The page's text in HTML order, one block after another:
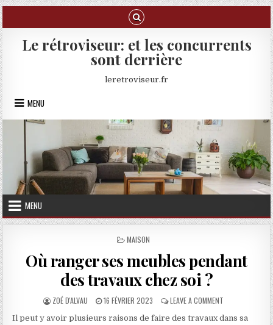
Skip to content
Le rétroviseur: et les concurrents
sont derrière
leretroviseur.fr
MENU
MENU
POSTED IN
MAISON
Où ranger ses meubles pendant
des travaux chez soi ?
AUTHOR:
ZOÉ D'ALVAU PUBLISHED DATE:
16 FÉVRIER 2023 LEAVE A COMMENT ON OÙ
Il peut y avoir plusieurs raisons de faire des travaux dans sa